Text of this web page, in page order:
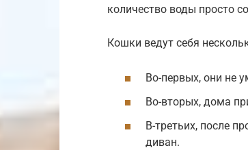
количество воды просто
Кошки ведут себя
Во-первых, они не
Во-вторых, дома
В-третьих, после
диван.